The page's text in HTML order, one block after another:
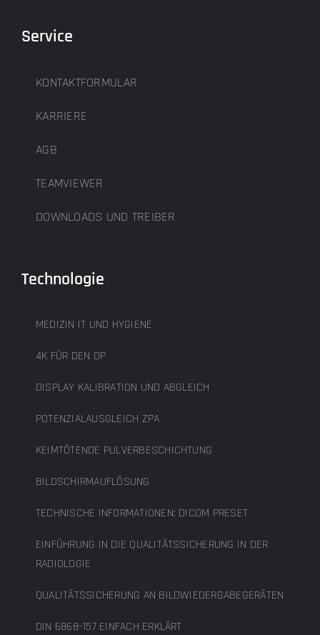
Service
KONTAKTFORMULAR
KARRIERE
AGB
TEAMVIEWER
DOWNLOADS UND TREIBER
Technologie
MEDIZIN IT UND HYGIENE
4K FÜR DEN OP
DISPLAY KALIBRATION UND ABGLEICH
POTENZIALAUSGLEICH ZPA
KEIMTÖTENDE PULVERBESCHICHTUNG
BILDSCHIRMAUFLÖSUNG
TECHNISCHE INFORMATIONEN: DICOM PRESET
EINFÜHRUNG IN DIE QUALITÄTSSICHERUNG IN DER
RADIOLOGIE
QUALITÄTSSICHERUNG AN BILDWIEDERGABEGERÄTEN
DIN 6868-157 EINFACH ERKLÄRT